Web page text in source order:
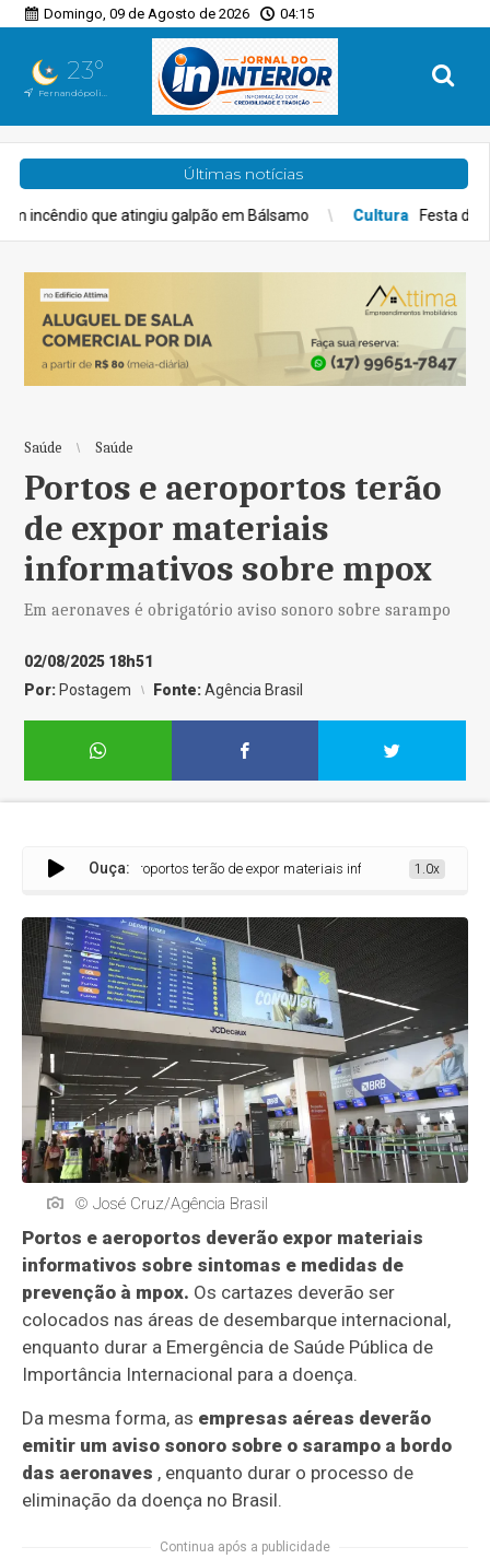
Domingo, 09 de Agosto de 2026 04:15
23°
Fernandópolis, SP
Últimas notícias
em Bálsamo Cultura Festa das Nações de Uchoa
Saúde Saúde
Portos e aeroportos terão
de expor materiais
informativos sobre mpox
Em aeronaves é obrigatório aviso sonoro sobre sarampo
02/08/2025 18h51
Por: Postagem Fonte:Agência Brasil
Ouça:
Portos e aeroportos terão de expor materiais informativos sobre mpox
1.0x
© José Cruz/Agência Brasil
Portos e aeroportos deverão expor materiais
informativos sobre sintomas e medidas de
prevenção à mpox. Os cartazes deverão ser
colocados nas áreas de desembarque internacional,
enquanto durar a Emergência de Saúde Pública de
Importância Internacional para a doença.
Da mesma forma, as empresas aéreas deverão
emitir um aviso sonoro sobre o sarampo a bordo
das aeronaves , enquanto durar o processo de
eliminação da doença no Brasil.
Continua após a publicidade